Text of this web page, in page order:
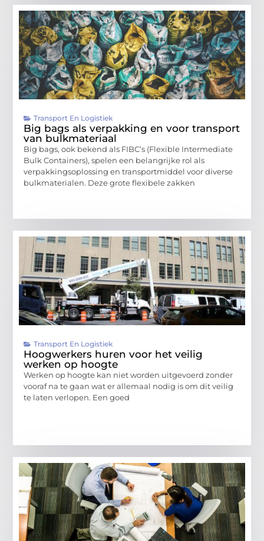
Transport En Logistiek
Big bags als verpakking en voor transport
van bulkmateriaal
Big bags, ook bekend als FIBC’s (Flexible Intermediate
Bulk Containers), spelen een belangrijke rol als
verpakkingsoplossing en transportmiddel voor diverse
bulkmaterialen. Deze grote flexibele zakken
Transport En Logistiek
Hoogwerkers huren voor het veilig
werken op hoogte
Werken op hoogte kan niet worden uitgevoerd zonder
vooraf na te gaan wat er allemaal nodig is om dit veilig
te laten verlopen. Een goed